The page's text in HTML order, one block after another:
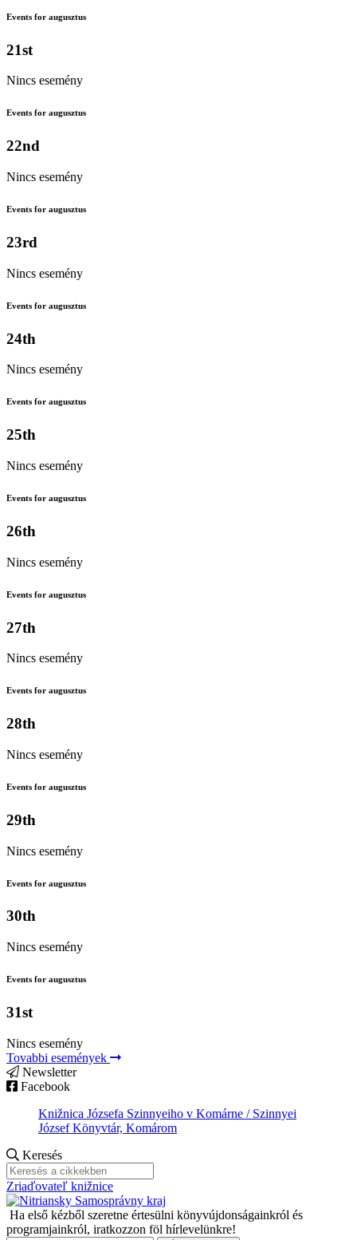
Events for augusztus
21st
Nincs esemény
Events for augusztus
22nd
Nincs esemény
Events for augusztus
23rd
Nincs esemény
Events for augusztus
24th
Nincs esemény
Events for augusztus
25th
Nincs esemény
Events for augusztus
26th
Nincs esemény
Events for augusztus
27th
Nincs esemény
Events for augusztus
28th
Nincs esemény
Events for augusztus
29th
Nincs esemény
Events for augusztus
30th
Nincs esemény
Events for augusztus
31st
Nincs esemény
Tovabbi események
Newsletter
Facebook
Knižnica Józsefa Szinnyeiho v Komárne / Szinnyei
József Könyvtár, Komárom
Keresés
Zriaďovateľ knižnice
Ha első kézből szeretne értesülni könyvújdonságainkról és
programjainkról, iratkozzon föl hírlevelünkre!